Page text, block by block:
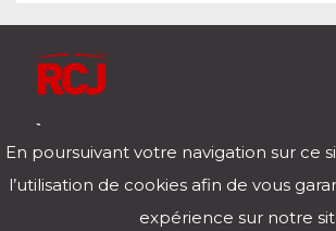
Télécharger notre application pour iOs et
En poursuivant votre navigation sur ce
l’utilisation de cookies afin de vous
expérience sur notre